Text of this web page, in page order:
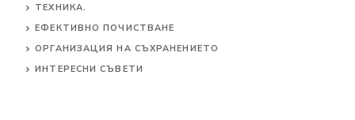
ТЕХНИКА.
ЕФЕКТИВНО ПОЧИСТВАНЕ
ОРГАНИЗАЦИЯ НА СЪХРАНЕНИЕТО
ИНТЕРЕСНИ СЪВЕТИ